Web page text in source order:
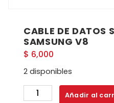
CABLE DE DATOS
SAMSUNG V8
$ 6,000
2 disponibles
CABLE
Añadir al